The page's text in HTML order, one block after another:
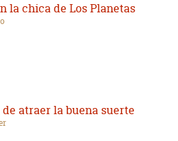
la chica de Los Planetas
atraer la buena suerte